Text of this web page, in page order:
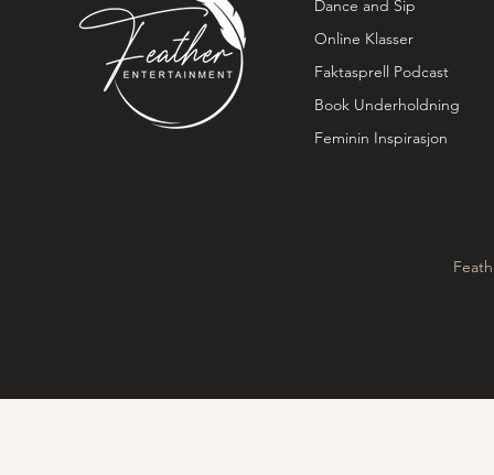
Dance and Sip
Online Klasser
Faktasprell Podcast
Book Underholdning
Feminin Inspirasjon